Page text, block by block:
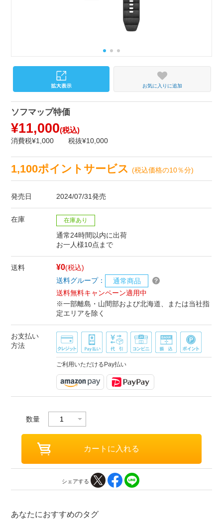
お気に入りに追加
ソフマップ特価
¥11,000(税込)
消費税¥1,000 税抜¥10,000
1,100ポイントサービス(税込価格の10％分)
発売日 2024/07/31発売
在庫 在庫あり
通常24時間以内に出荷
お一人様10点まで
送料 ¥0(税込)
送料グループ：
通常商品
送料無料キャンペーン適用中
※一部離島・山間部および北海道、または当社指
定エリアを除く
お支払い
方法
ご利用いただけるPay払い
数量
シェアする
あなたにおすすめのタグ